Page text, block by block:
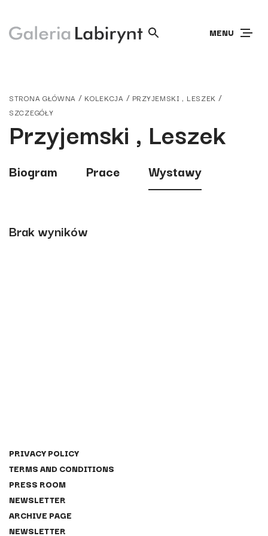
MENU
STRONA GŁÓWNA / KOLEKCJA / PRZYJEMSKI , LESZEK /
SZCZEGÓŁY
Przyjemski , Leszek
Biogram Prace Wystawy
Brak wyników
PRIVACY POLICY
TERMS AND CONDITIONS
PRESS ROOM
NEWSLETTER
ARCHIVE PAGE
NEWSLETTER